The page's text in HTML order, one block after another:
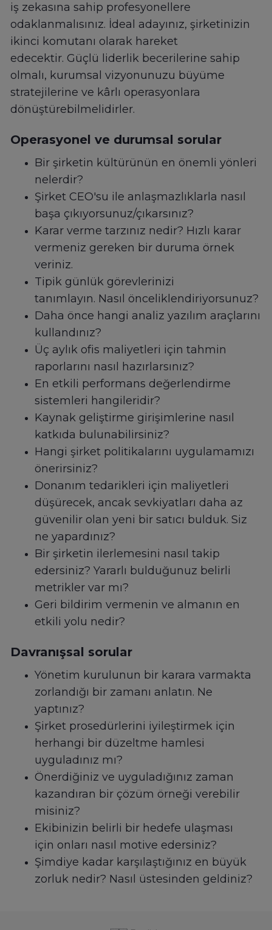
iş zekasına sahip profesyonellere
odaklanmalısınız. İdeal adayınız, şirketinizin
ikinci komutanı olarak hareket
edecektir. Güçlü liderlik becerilerine sahip
olmalı, kurumsal vizyonunuzu büyüme
stratejilerine ve kârlı operasyonlara
dönüştürebilmelidirler.
Operasyonel ve durumsal sorular
Bir şirketin kültürünün en önemli yönleri
nelerdir?
Şirket CEO'su ile anlaşmazlıklarla nasıl
başa çıkıyorsunuz/çıkarsınız?
Karar verme tarzınız nedir? Hızlı karar
vermeniz gereken bir duruma örnek
veriniz.
Tipik günlük görevlerinizi
tanımlayın. Nasıl önceliklendiriyorsunuz?
Daha önce hangi analiz yazılım araçlarını
kullandınız?
Üç aylık ofis maliyetleri için tahmin
raporlarını nasıl hazırlarsınız?
En etkili performans değerlendirme
sistemleri hangileridir?
Kaynak geliştirme girişimlerine nasıl
katkıda bulunabilirsiniz?
Hangi şirket politikalarını uygulamamızı
önerirsiniz?
Donanım tedarikleri için maliyetleri
düşürecek, ancak sevkiyatları daha az
güvenilir olan yeni bir satıcı bulduk. Siz
ne yapardınız?
Bir şirketin ilerlemesini nasıl takip
edersiniz? Yararlı bulduğunuz belirli
metrikler var mı?
Geri bildirim vermenin ve almanın en
etkili yolu nedir?
Davranışsal sorular
Yönetim kurulunun bir karara varmakta
zorlandığı bir zamanı anlatın. Ne
yaptınız?
Şirket prosedürlerini iyileştirmek için
herhangi bir düzeltme hamlesi
uyguladınız mı?
Önerdiğiniz ve uyguladığınız zaman
kazandıran bir çözüm örneği verebilir
misiniz?
Ekibinizin belirli bir hedefe ulaşması
için onları nasıl motive edersiniz?
Şimdiye kadar karşılaştığınız en büyük
zorluk nedir? Nasıl üstesinden geldiniz?